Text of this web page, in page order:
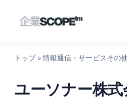
トップ» 情報通信・サービスその
ユーソナー株